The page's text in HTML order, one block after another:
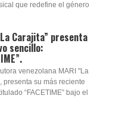
que redefine el género
Carajita” presenta
sencillo:
venezolana MARI "La
presenta su más reciente
“FACETIME” bajo el